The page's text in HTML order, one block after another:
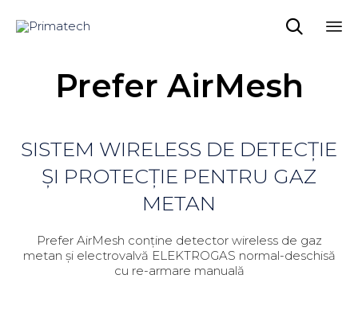

Prefer AirMesh
SISTEM WIRELESS DE DETECȚIE
ȘI PROTECȚIE PENTRU GAZ
METAN
Prefer AirMesh conține detector wireless de gaz
metan și electrovalvă ELEKTROGAS normal-deschisă
cu re-armare manuală